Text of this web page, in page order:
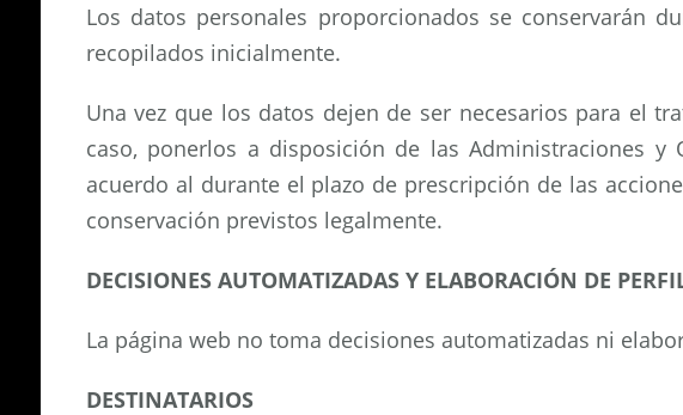
Los datos personales proporcionados se conservarán
recopilados inicialmente.
Una vez que los datos dejen de ser necesarios para el
caso, ponerlos a disposición de las Administraciones y
acuerdo al durante el plazo de prescripción de las
conservación previstos legalmente.
DECISIONES AUTOMATIZADAS Y ELABORACIÓN DE
La página web no toma decisiones automatizadas ni
DESTINATARIOS